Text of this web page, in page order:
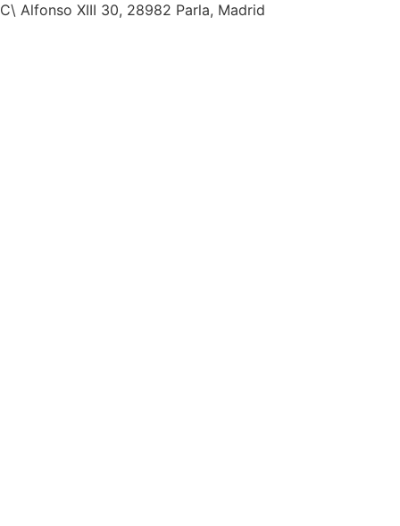
C\ Alfonso XIII 30, 28982 Parla, Madrid